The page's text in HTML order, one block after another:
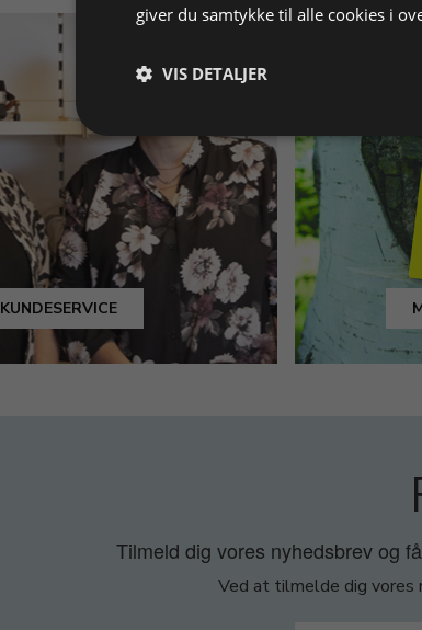
KUNDESERVICE
Tilmeld dig vores nyhedsbrev og
Ved at tilmelde dig vores
giver du samtykke til alle cookies i
VIS DETALJER